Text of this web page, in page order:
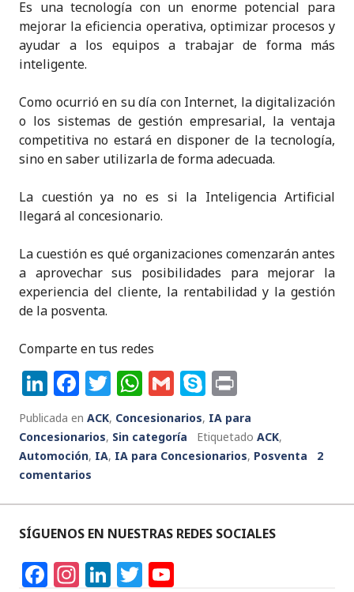
Es una tecnología con un enorme potencial para
mejorar la eficiencia operativa, optimizar procesos y
ayudar a los equipos a trabajar de forma más
inteligente.
Como ocurrió en su día con Internet, la digitalización
o los sistemas de gestión empresarial, la ventaja
competitiva no estará en disponer de la tecnología,
sino en saber utilizarla de forma adecuada.
La cuestión ya no es si la Inteligencia Artificial
llegará al concesionario.
La cuestión es qué organizaciones comenzarán antes
a aprovechar sus posibilidades para mejorar la
experiencia del cliente, la rentabilidad y la gestión
de la posventa.
Comparte en tus redes
Li
n
k
e
dI
n
F
a
c
e
b
o
o
k
T
w
it
te
W
h
a
ts
p
p
G
m
ai
l
S
k
y
p
ri
n
t
Publicada en ACK, Concesionarios, IA para
Concesionarios, Sin categoría Etiquetado ACK,
Automoción, IA, IA para Concesionarios, Posventa
2
comentarios
SÍGUENOS EN NUESTRAS REDES SOCIALES
F In Li T